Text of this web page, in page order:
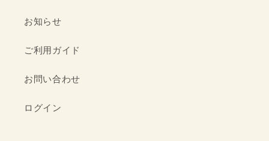
お知らせ
ご利用ガイド
お問い合わせ
ログイン